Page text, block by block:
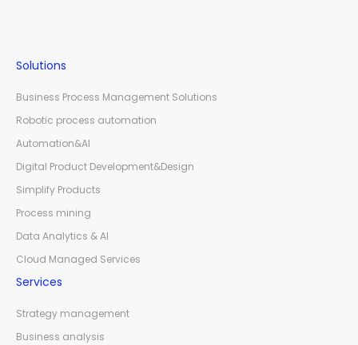
Solutions
Business Process Management Solutions
Robotic process automation
Automation&AI
Digital Product Development&Design
Simplify Products
Process mining
Data Analytics & AI
Cloud Managed Services
Services
Strategy management
Business analysis